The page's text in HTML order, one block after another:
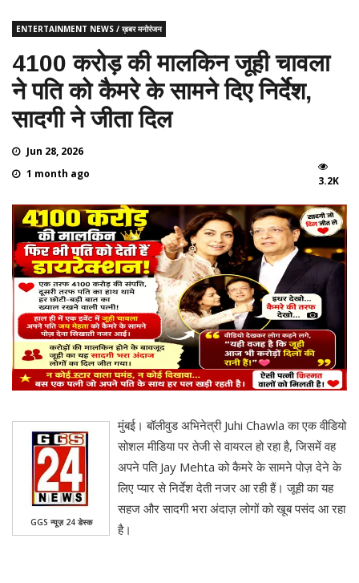
ENTERTAINMENT NEWS / ख़बर मनोरंजन
4100 करोड़ की मालकिन जूही चावला
ने पति को कैमरे के सामने दिए निर्देश,
सादगी ने जीता दिल
Jun 28, 2026
1 month ago
3.2K
GGS न्यूज़ 24 डेस्क
मुंबई। बॉलीवुड अभिनेत्री Juhi Chawla का एक वीडियो
सोशल मीडिया पर तेजी से वायरल हो रहा है, जिसमें वह
अपने पति Jay Mehta को कैमरे के सामने पोज़ देने के
लिए प्यार से निर्देश देती नजर आ रही हैं। जूही का यह
सहज और सादगी भरा अंदाज़ लोगों को खूब पसंद आ रहा
है।